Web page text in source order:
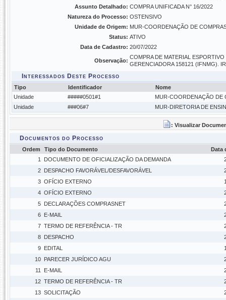
Assunto Detalhado: COMPRA UNIFICADA N° 16/2022
Natureza do Processo: OSTENSIVO
Unidade de Origem: MUR-COORDENAÇÃO DE
Status: ATIVO
Data de Cadastro: 20/07/2022
Observação:
COMPRA DE MATERIAL
GERENCIADORA 158121 (IFNMG).
Interessados Deste Processo
Tipo Identificador
Nome
Unidade
#####0501#1
MUR-COORDENAÇÃO DE
Unidade
###06#7 MUR-DIRETORIA DE
: Visualizar
Documentos do Processo
Ordem Tipo do Documento
Data
1
DOCUMENTO DE OFICIALIZAÇÃO DA DEMANDA
2 DESPACHO FAVORÁVEL/DESFAVORÁVEL
3 OFÍCIO EXTERNO
4 OFÍCIO EXTERNO
5 DECLARAÇÕES COMPRASNET
6 E-MAIL
7 TERMO DE REFERÊNCIA - TR
8 DESPACHO
9 EDITAL
10 PARECER JURÍDICO AGU
11
E-MAIL
12 TERMO DE REFERÊNCIA - TR
13 SOLICITAÇÃO